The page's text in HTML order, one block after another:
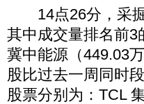
14点26分，采掘
其中成交量排名前3
冀中能源（449.03
股比过去一周同时
股票分别为：TCL